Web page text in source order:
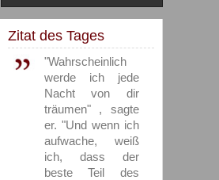
Zitat des Tages
"Wahrscheinlich
werde ich jede
Nacht von dir
träumen" , sagte
er. "Und wenn ich
aufwache, weiß
ich, dass der
beste Teil des